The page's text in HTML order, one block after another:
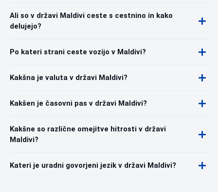
Ali so v državi Maldivi ceste s cestnino in kako
delujejo?
Po kateri strani ceste vozijo v Maldivi?
Kakšna je valuta v državi Maldivi?
Kakšen je časovni pas v državi Maldivi?
Kakšne so različne omejitve hitrosti v državi
Maldivi?
Kateri je uradni govorjeni jezik v državi Maldivi?